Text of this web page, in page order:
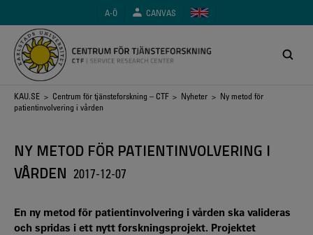
huvudinnehåll
A-Ö CANVAS
Länkstig
KAU.SE > Centrum för tjänsteforskning – CTF > Nyheter > Ny metod för
patientinvolvering i vården
NY METOD FÖR PATIENTINVOLVERING I
VÅRDEN 2017-12-07
En ny metod för patientinvolvering i vården ska valideras
och spridas i ett nytt forskningsprojekt. Projektet